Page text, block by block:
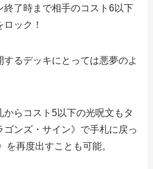
終了時まで相手のコスト6以下
ック！
るデッキにとっては悪夢のよ
からコスト5以下の光呪文もタ
ゴンズ・サイン》で手札に戻っ
を再度出すことも可能。